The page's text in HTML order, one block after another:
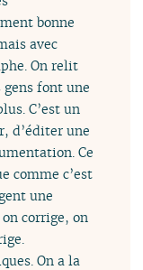
bonne
avec
On relit
font une
C’est un
d’éditer une
Ce
comme c’est
une
corrige, on
On a la